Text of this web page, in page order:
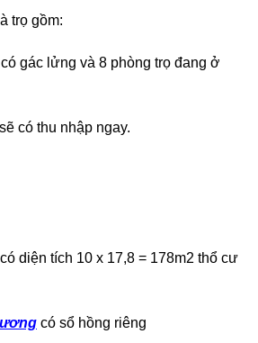
trọ gồm:
gác lửng và 8 phòng trọ đang ở
có thu nhập ngay.
có diện tích 10 x 17,8 = 178m2 thổ cư
có sổ hồng riêng